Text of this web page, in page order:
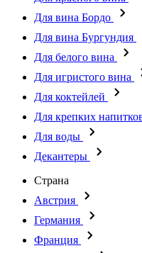
Для вина Бордо
Для вина Бургундия
Для белого вина
Для игристого вина
Для коктейлей
Для крепких
Для воды
Декантеры
Страна
Австрия
Германия
Франция